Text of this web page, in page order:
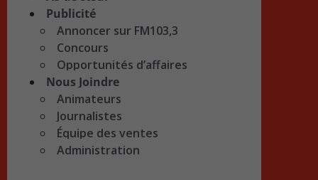
Publicité
Annoncer sur FM103,3
Concours
Opportunités d’affaires
Nous Joindre
Animateurs
Journalistes
Équipe des ventes
Administration